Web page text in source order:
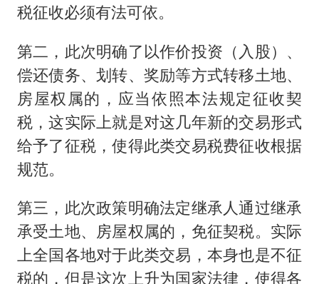
税征收必须有法可依。
第二，此次明确了以作价投资（入股）、
偿还债务、划转、奖励等方式转移土地、
房屋权属的，应当依照本法规定征收契
税，这实际上就是对这几年新的交易形式
给予了征税，使得此类交易税费征收根据
规范。
第三，此次政策明确法定继承人通过继承
承受土地、房屋权属的，免征契税。实际
上全国各地对于此类交易，本身也是不征
税的，但是这次上升为国家法律，使得各